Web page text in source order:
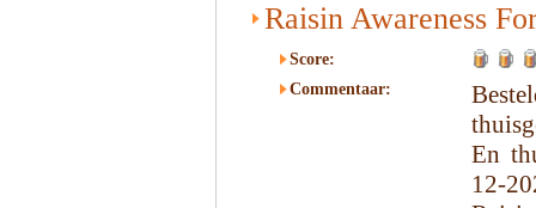
Raisin Awareness
Score:
Commentaar:
En
12-